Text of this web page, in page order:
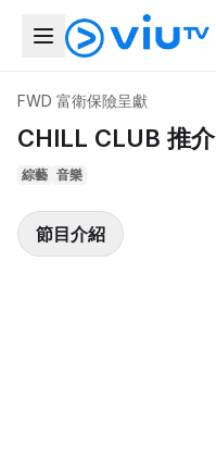
FWD 富衛保險呈獻
CHILL CLUB 推介
綜藝 音樂
節目介紹